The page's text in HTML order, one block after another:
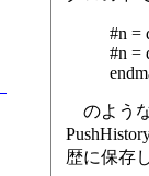
#n =
#n =
のよう
歴に保存